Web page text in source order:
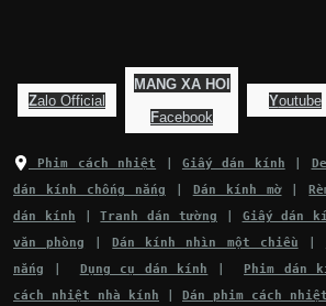
Zalo Official
MANG XA HOI
Facebook
Youtube
Phim cách nhiệt Giấy dán kính
dán kính chống nắng
Dán kính mờ |
dán kính
Tranh dán tường Giấy dán
văn phòng
|Dán kính nhìn một chiều
nắng
Dụng cụ dán kính Phim dán
cách nhiệt nhà kính
Dán phim cách